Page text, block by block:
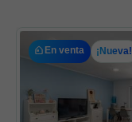
En venta ¡Nueva!